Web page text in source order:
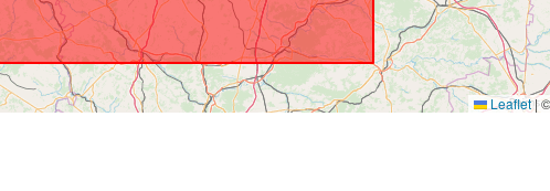
Leaflet |©